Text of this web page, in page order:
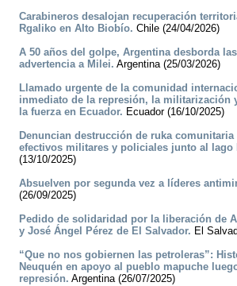
Carabineros desalojan recuperación
Rgaliko en Alto Biobío. Chile (24/04/2026)
A 50 años del golpe, Argentina desborda
advertencia a Milei. Argentina (25/03/2026)
Llamado urgente de la comunidad
inmediato de la represión, la militarización
la fuerza en Ecuador. Ecuador (16/10/2025)
Denuncian destrucción de ruka
efectivos militares y policiales junto al lago
(13/10/2025)
Absuelven por segunda vez a líderes
(26/09/2025)
Pedido de solidaridad por la liberación de
y José Ángel Pérez de El Salvador. El
“Que no nos gobiernen las petroleras”:
Neuquén en apoyo al pueblo mapuche
represión. Argentina (26/07/2025)